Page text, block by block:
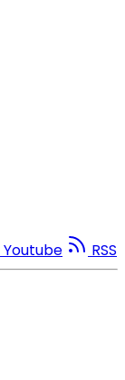
Youtube RSS